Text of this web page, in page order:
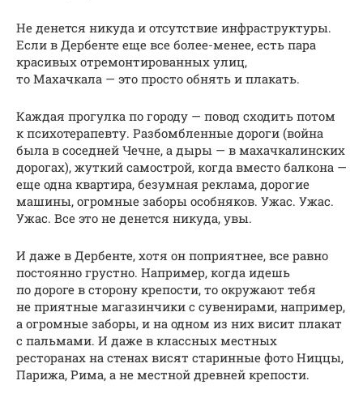
Не денется никуда и отсутствие инфраструктуры.
Если в Дербенте еще все более-менее, есть пара
красивых отремонтированных улиц,
то Махачкала — это просто обнять и плакать.
Каждая прогулка по городу — повод сходить потом
к психотерапевту. Разбомбленные дороги (война
была в соседней Чечне, а дыры — в махачкалинских
дорогах), жуткий самострой, когда вместо балкона —
еще одна квартира, безумная реклама, дорогие
машины, огромные заборы особняков. Ужас. Ужас.
Ужас. Все это не денется никуда, увы.
И даже в Дербенте, хотя он поприятнее, все равно
постоянно грустно. Например, когда идешь
по дороге в сторону крепости, то окружают тебя
не приятные магазинчики с сувенирами, например,
а огромные заборы, и на одном из них висит плакат
с пальмами. И даже в классных местных
ресторанах на стенах висят старинные фото Ниццы,
Парижа, Рима, а не местной древней крепости.